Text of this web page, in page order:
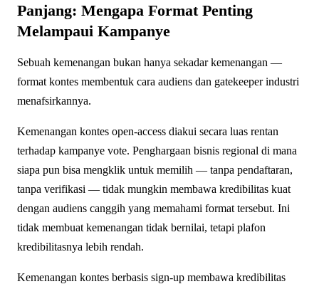
Panjang: Mengapa Format Penting
Melampaui Kampanye
Sebuah kemenangan bukan hanya sekadar kemenangan —
format kontes membentuk cara audiens dan gatekeeper industri
menafsirkannya.
Kemenangan kontes open-access diakui secara luas rentan
terhadap kampanye vote. Penghargaan bisnis regional di mana
siapa pun bisa mengklik untuk memilih — tanpa pendaftaran,
tanpa verifikasi — tidak mungkin membawa kredibilitas kuat
dengan audiens canggih yang memahami format tersebut. Ini
tidak membuat kemenangan tidak bernilai, tetapi plafon
kredibilitasnya lebih rendah.
Kemenangan kontes berbasis sign-up membawa kredibilitas